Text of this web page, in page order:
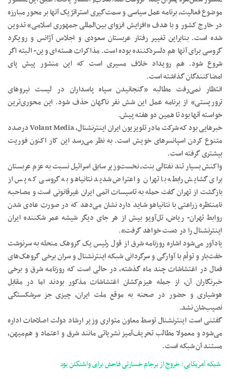
موضوع فعالیت‌، برنامه عمل سیاسی و سمت‌گیری استراتژیک آنها بر محور مبارزه
در خارج کشور و با هدف «افزایش انزوای بین‌المللی جمهوری اسلامی» تدوین
شده است. بنابراین تغییر رفتار عربستان سعودی و اجلاس آژانس و رویکرد
گروسی برای آنها هم دلسرد‌کننده بوده است. مذاکرات هسته‌ای وین- البته اگر
شروع شود. هم رویداد خلاف مسیری است که این منشور پیش پای
امضاکنندگان گذاشته است.
انتظار نمی‌رفت مطالبه «گنجانیدن سپاه پاسداران در لیست نیروهای
تروریستی» از برنامه عمل این شش نفر ناگهان حذف شود. این محوری‌ترین
خواسته آنها بود تا همین دو هفته پیش.
خبرهایی بود که شرکت مادر تلویزیون ایران اینترنشنال‌، Volant Media درصدد
متنوع کردن اسپانسرهای خویش است. به نظر می‌رسد این کار اکنون فوریت
بیشتری گرفته است.
واکنش بسیار تند نفتالی بنت‌، نخست‌وزیر سابق اسرائیل نسبت به عزم عربستان
برای گشایش رابطه با تهران و اعتراض شدید نتانیاهو به گروسی که پس از
بازگشت از تهران گفت حمله به تاسیسات اتمی ایران غیرقانونی است و مصاحبـه
نامنتظره زراعتی با نتانیاهو شـاید دارد نشان می‌دهد که در صورت عادی شدن
روابط تهران- ریاض‌، تل‌آویو بیش از هر جای دیگر شیشه عمر شکننده ایران
اینترنشنال را در دست خواهد گرفت».
یادآور می‌شود اشاره روزنامه شرق از قول رئيس یک گروهک منحله به سرنوشت
خفت‌بار و توأم با آوارگی و سرگردانی شبکه اینترنشنال و سران برخی گروهک‌های
فعال در اغتشاشات چند ماه گذشته، در حالی است که روزنامه شرق و برخی
خبرنگاران آن، از جمله هیزم‌کشان اغتشاشات مذکور بودند اما در مقابل
هوشیاری و حضور در صحنه به موقع ملت ایران، چیزی جز سرشکستگی
نصیب‌شان نشد.
گفتنی است اینترنشنال توسط معاون متواری وزیر ارشاد دولت اصلاحات اداره
می‌شود و معمولا مطالب تحریف‌آمیز نشریاتی مانند شرق و اعتماد و هم‌میهن،
مستند آن شبکه است.
شبکه آمریکایی: خروج از برجام خسارتی فاحش برای واشنگتن بود